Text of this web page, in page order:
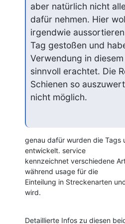
aber natürlich nicht
dafür nehmen. Hier
irgendwie
Tag gestoßen und
Verwendung in
sinnvoll erachtet. Die
Schienen so
nicht möglich.
genau dafür wurden die Tags
entwickelt. service
kennzeichnet verschiedene
während usage für die
Einteilung in Streckenarten
wird.